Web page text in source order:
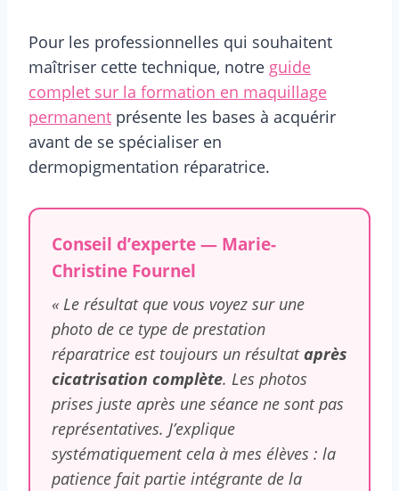
Pour les professionnelles qui souhaitent
maîtriser cette technique, notre guide
complet sur la formation en maquillage
permanent présente les bases à acquérir
avant de se spécialiser en
dermopigmentation réparatrice.
Conseil d’experte — Marie-
Christine Fournel
« Le résultat que vous voyez sur une
photo de ce type de prestation
réparatrice est toujours un résultataprès
cicatrisation complète. Les photos
prises juste après une séance ne sont pas
représentatives. J’explique
systématiquement cela à mes élèves : la
patience fait partie intégrante de la